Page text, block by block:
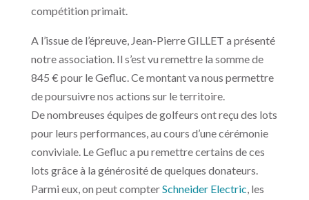
compétition primait.
A l’issue de l’épreuve, Jean-Pierre GILLET a présenté
notre association. Il s’est vu remettre la somme de
845 € pour le Gefluc. Ce montant va nous permettre
de poursuivre nos actions sur le territoire.
De nombreuses équipes de golfeurs ont reçu des lots
pour leurs performances, au cours d’une cérémonie
conviviale. Le Gefluc a pu remettre certains de ces
lots grâce à la générosité de quelques donateurs.
Parmi eux, on peut compterSchneider Electric, les